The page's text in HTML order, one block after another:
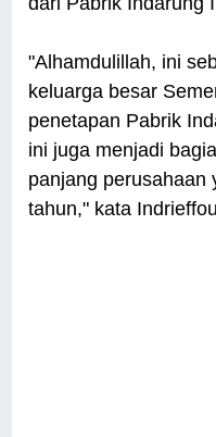
"Alhamdulillah, ini
keluarga besar
penetapan Pabrik
ini juga menjadi
panjang perusahaan
tahun," kata